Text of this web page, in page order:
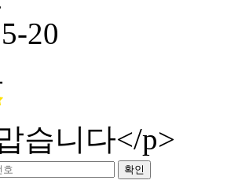
20
습니다</p>
확인